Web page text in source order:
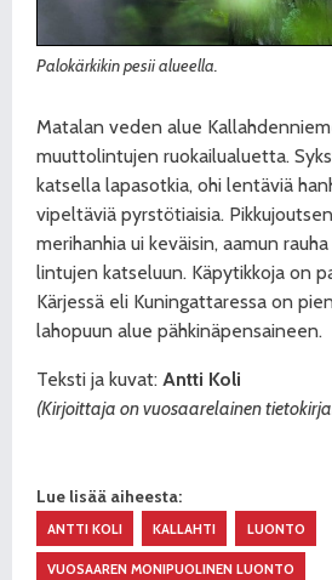
Palokärkikin pesii alueella.
Matalan veden alue
muuttolintujen ruokailualuetta.
katsella lapasotkia, ohi lentäviä
vipeltäviä pyrstötiaisia.
merihanhia ui keväisin, aamun
lintujen katseluun. Käpytikkoja on
Kärjessä eli Kuningattaressa on
lahopuun alue pähkinäpensaineen.
Teksti ja kuvat: Antti Koli
(Kirjoittaja on vuosaarelainen
Lue lisää aiheesta:
ANTTI KOLI KALLAHTI LUONTO
VUOSAAREN MONIPUOLINEN LUONTO